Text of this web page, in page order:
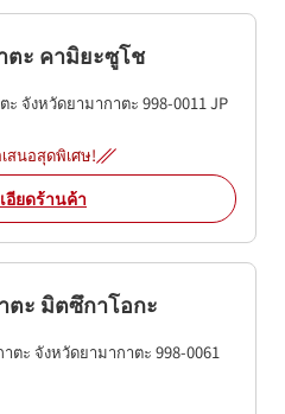
ตะ คามิยะซูโช
ะ จังหวัดยามากาตะ 998-0011JP
สนอสุดพิเศษ!
อียดร้านค้า
ตะ มิตซึกาโอกะ
าตะ จังหวัดยามากาตะ 998-0061